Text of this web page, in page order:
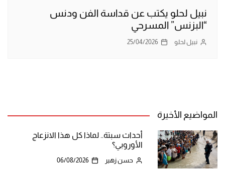
نبيل لحلو يكتب عن قداسة الفن ودنس
“البزنس” المسرحي
نبيل لحلو 25/04/2026
المواضيع الأخيرة
أحداث سبتة.. لماذا كل هذا الانزعاج
الأوروبي؟
حسن زهير 06/08/2026